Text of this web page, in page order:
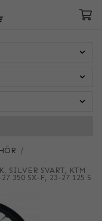
/
SILVER SVART, KTM
350 SX-F, 23-27 125 S